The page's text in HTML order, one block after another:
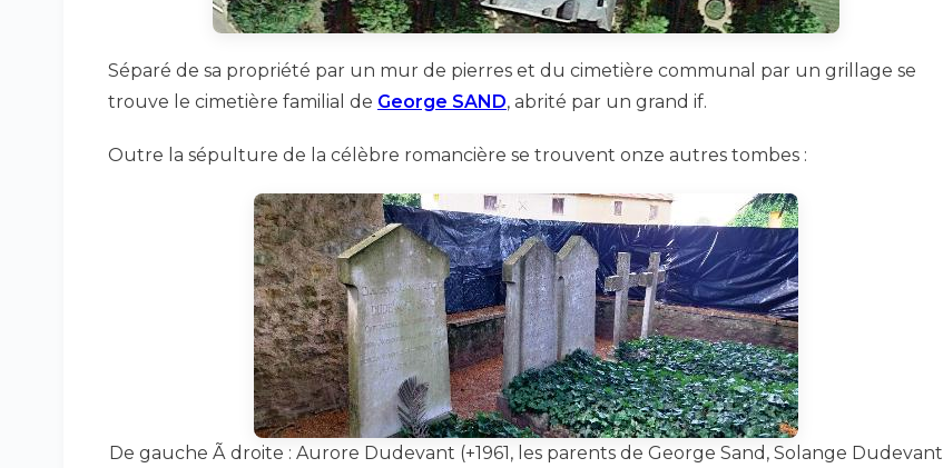
Séparé de sa propriété par un mur de pierres et du cimetière communal par un grillage se
trouve le cimetière familial de George SAND, abrité par un grand if.
Outre la sépulture de la célèbre romancière se trouvent onze autres tombes :
De gauche Ã droite : Aurore Dudevant (+1961, les parents de George Sand, Solange Dudevant